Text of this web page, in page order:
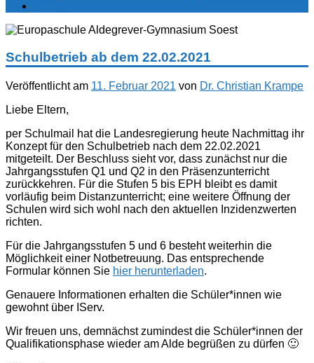
Schulbetrieb ab dem 22.02.2021
Veröffentlicht am 11. Februar 2021 von Dr. Christian Krampe
Liebe Eltern,
per Schulmail hat die Landesregierung heute Nachmittag ihr
Konzept für den Schulbetrieb nach dem 22.02.2021
mitgeteilt. Der Beschluss sieht vor, dass zunächst nur die
Jahrgangsstufen Q1 und Q2 in den Präsenzunterricht
zurückkehren. Für die Stufen 5 bis EPH bleibt es damit
vorläufig beim Distanzunterricht; eine weitere Öffnung der
Schulen wird sich wohl nach den aktuellen Inzidenzwerten
richten.
Für die Jahrgangsstufen 5 und 6 besteht weiterhin die
Möglichkeit einer Notbetreuung. Das entsprechende
Formular können Sie hier herunterladen.
Genauere Informationen erhalten die Schüler*innen wie
gewohnt über IServ.
Wir freuen uns, demnächst zumindest die Schüler*innen der
Qualifikationsphase wieder am Alde begrüßen zu dürfen 🙂